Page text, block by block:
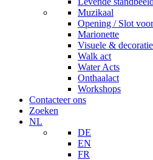
Muzikaal
Opening / Slot
Marionette
Visuele &
Walk act
Water Acts
Onthaalact
Workshops
Contacteer ons
Zoeken
NL
DE
EN
FR